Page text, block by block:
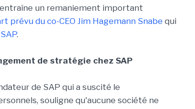
un remaniement important
prévu du co-CEO Jim Hagemann Snabe qui
.
de stratégie chez SAP
de SAP qui a suscité le
souligne qu'aucune société ne